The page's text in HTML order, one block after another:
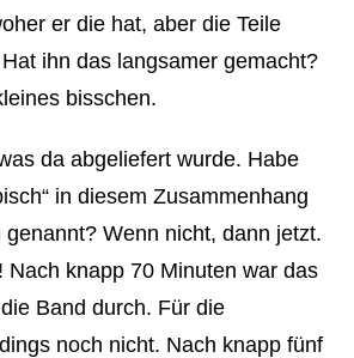
er die hat, aber die Teile
ihn das langsamer gemacht?
bisschen.
da abgeliefert wurde. Habe
in diesem Zusammenhang
Wenn nicht, dann jetzt.
Nach knapp 70 Minuten war das
Band durch. Für die
noch nicht. Nach knapp fünf